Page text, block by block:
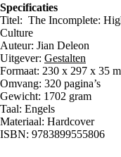
Specificaties
Titel: The Incomplete:
Culture
Auteur: Jian Deleon
Uitgever: Gestalten
Formaat: 230 x 297 x 35
Omvang: 320 pagina’s
Gewicht: 1702 gram
Taal: Engels
Materiaal: Hardcover
ISBN: 9783899555806